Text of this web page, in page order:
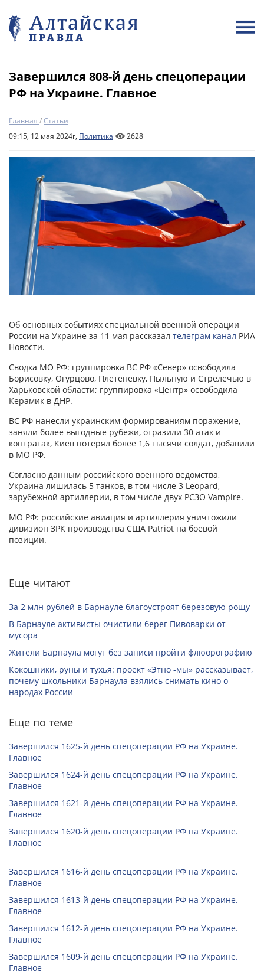
Завершился 808-й день спецоперации
РФ на Украине. Главное
Главная /Статьи
09:15, 12 мая 2024г, Политика 2628
Об основных событиях специальной военной операции
России на Украине за 11 мая рассказал телеграм канал РИА
Новости.
Сводка МО РФ: группировка ВС РФ «Север» освободила
Борисовку, Огурцово, Плетеневку, Пыльную и Стрелечью в
Харьковской области; группировка «Центр» освободила
Керамик в ДНР.
ВС РФ нанесли украинским формированиям поражение,
заняли более выгодные рубежи, отразили 30 атак и
контратак, Киев потерял более 1,6 тысячи солдат, добавили
в МО РФ.
Согласно данным российского военного ведомства,
Украина лишилась 5 танков, в том числе 3 Leopard,
зарубежной артиллерии, в том числе двух РСЗО Vampire.
МО РФ: российские авиация и артиллерия уничтожили
дивизион ЗРК производства США Patriot на боевой
позиции.
Еще читают
За 2 млн рублей в Барнауле благоустроят березовую рощу
В Барнауле активисты очистили берег Пивоварки от
мусора
Жители Барнаула могут без записи пройти флюорографию
Кокошники, руны и тухья: проект «Этно -мы» рассказывает,
почему школьники Барнаула взялись снимать кино о
народах России
Еще по теме
Завершился 1625-й день спецоперации РФ на Украине.
Главное
Завершился 1624-й день спецоперации РФ на Украине.
Главное
Завершился 1621-й день спецоперации РФ на Украине.
Главное
Завершился 1620-й день спецоперации РФ на Украине.
Главное
Завершился 1616-й день спецоперации РФ на Украине.
Главное
Завершился 1613-й день спецоперации РФ на Украине.
Главное
Завершился 1612-й день спецоперации РФ на Украине.
Главное
Завершился 1609-й день спецоперации РФ на Украине.
Главное